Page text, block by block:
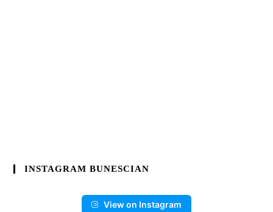
INSTAGRAM BUNESCIAN
View on Instagram